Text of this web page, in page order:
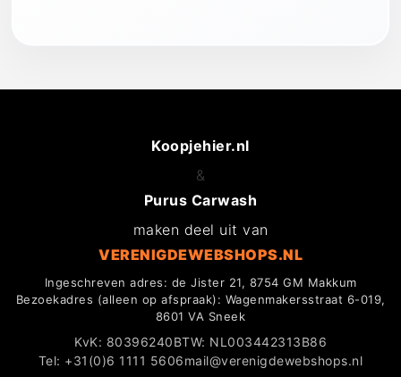
Koopjehier.nl
&
Purus Carwash
maken deel uit van
VERENIGDEWEBSHOPS.NL
Ingeschreven adres: de Jister 21, 8754 GM Makkum
Bezoekadres (alleen op afspraak): Wagenmakersstraat 6-019,
8601 VA Sneek
KvK: 80396240BTW: NL003442313B86
Tel: +31(0)6 1111 5606mail@verenigdewebshops.nl